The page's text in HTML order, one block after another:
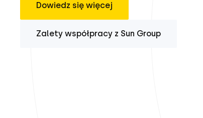
Dowiedz się więcej
Zalety współpracy z Sun Group